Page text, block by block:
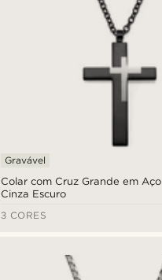
Colar com Cruz Grande em Aço
Cinza Escuro
Gravável
3 CORES